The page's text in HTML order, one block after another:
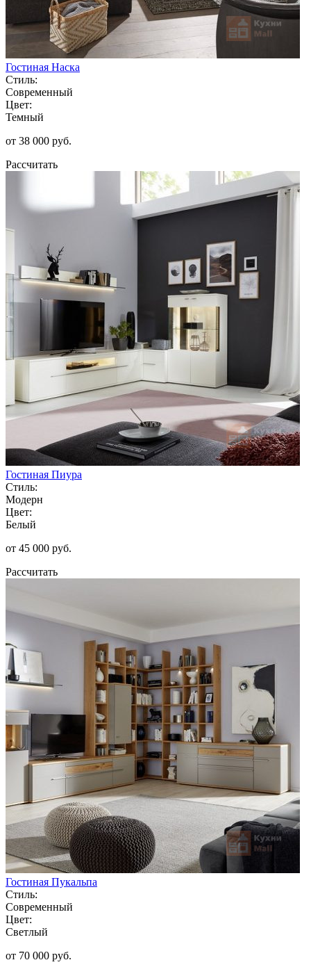
Гостиная Наска
Стиль:
Современный
Цвет:
Темный
от 38 000 руб.
Рассчитать
Гостиная Пиура
Стиль:
Модерн
Цвет:
Белый
от 45 000 руб.
Рассчитать
Гостиная Пукальпа
Стиль:
Современный
Цвет:
Светлый
от 70 000 руб.